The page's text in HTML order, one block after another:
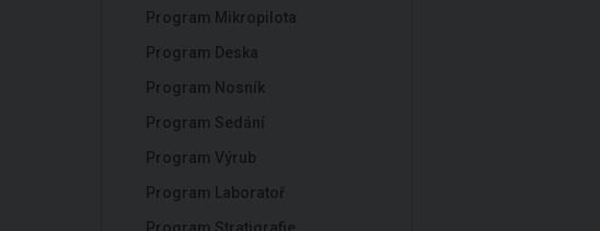
Program Mikropilota
Program Deska
Program Nosník
Program Sedání
Program Výrub
Program Laboratoř